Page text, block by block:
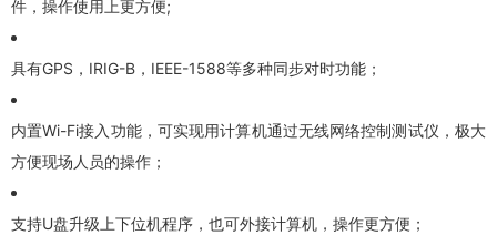
件，操作使用上更方便;
具有GPS，IRIG-B，IEEE-1588等多种同步对时功能；
内置Wi-Fi接入功能，可实现用计算机通过无线网络控制测试仪，极大
方便现场人员的操作；
支持U盘升级上下位机程序，也可外接计算机，操作更方便；